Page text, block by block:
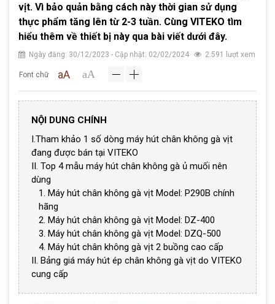
vịt. Vì bảo quản bằng cách này thời gian sử dụng
thực phẩm tăng lên từ 2-3 tuần. Cùng VITEKO tìm
hiểu thêm về thiết bị này qua bài viết dưới đây.
Ngày đăng: 30/12/2023 - Cập nhật: 02/02/2024 2.591 lượt xem
Font chữ aA aA
NỘI DUNG CHÍNH
I.Tham khảo 1 số dòng máy hút chân không gà vịt
đang được bán tại VITEKO
II. Top 4 mẫu máy hút chân không gà ủ muối nên
dùng
1. Máy hút chân không gà vịt Model: P290B chính
hãng
2. Máy hút chân không gà vịt Model: DZ-400
3. Máy hút chân không gà vịt Model: DZQ-500
4. Máy hút chân không gà vịt 2 buồng cao cấp
II. Bảng giá máy hút ép chân không gà vịt do VITEKO
cung cấp